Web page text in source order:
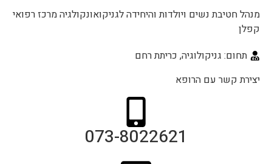
מנהל חטיבת נשים ויולדות והיחידה לגניקואונקולגיה מרכז רפואי
קפלן
תחום: גניקולוגיה, כריתת רחם
יצירת קשר עם הרופא
073-8022621